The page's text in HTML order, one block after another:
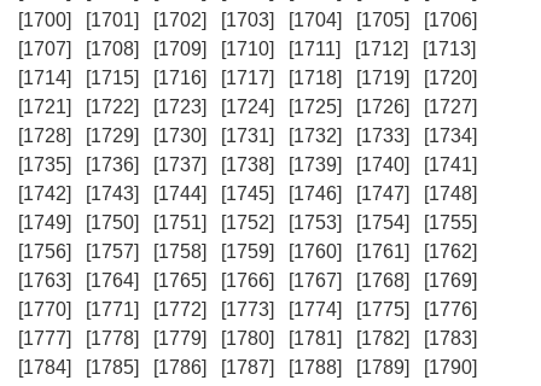
[1700]
[1701] [1702] [1703] [1704] [1705]
[1706]
[1707]
[1708] [1709] [1710] [1711] [1712]
[1713]
[1714]
[1715] [1716] [1717] [1718] [1719]
[1720]
[1721]
[1722] [1723] [1724] [1725] [1726]
[1727]
[1728]
[1729] [1730] [1731] [1732] [1733]
[1734]
[1735]
[1736] [1737] [1738] [1739] [1740]
[1741]
[1742]
[1743] [1744] [1745] [1746] [1747]
[1748]
[1749]
[1750] [1751] [1752] [1753] [1754]
[1755]
[1756]
[1757] [1758] [1759] [1760] [1761]
[1762]
[1763]
[1764] [1765] [1766] [1767] [1768]
[1769]
[1770]
[1771] [1772] [1773] [1774] [1775]
[1776]
[1777]
[1778] [1779] [1780] [1781] [1782]
[1783]
[1784]
[1785] [1786] [1787] [1788] [1789]
[1790]